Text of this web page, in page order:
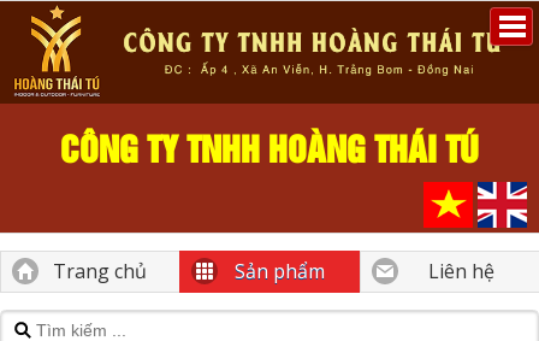
CÔNG TY TNHH HOÀNG THÁI TÚ
Trang chủ Sản phẩm Liên hệ